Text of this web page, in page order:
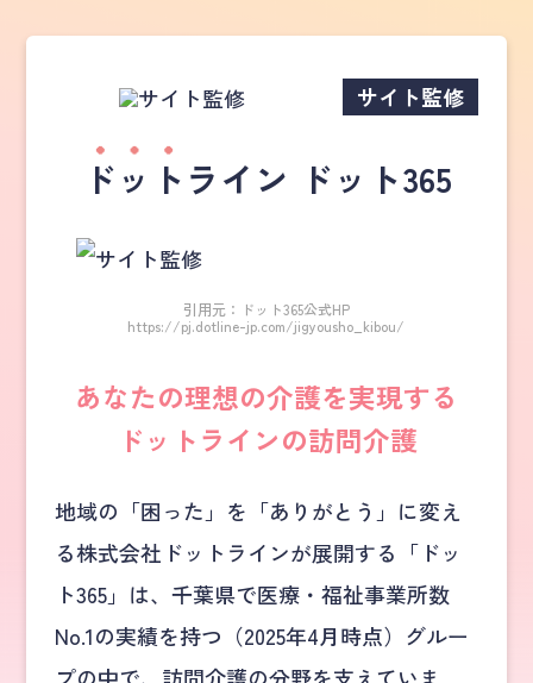
サイト監修
ドットライン ドット365
引用元：ドット365公式HP
https://pj.dotline-jp.com/jigyousho_kibou/
あなたの理想の介護を実現する
ドットラインの訪問介護
地域の「困った」を「ありがとう」に変え
る株式会社ドットラインが展開する「ドッ
ト365」は、千葉県で医療・福祉事業所数
No.1の実績を持つ（2025年4月時点）グルー